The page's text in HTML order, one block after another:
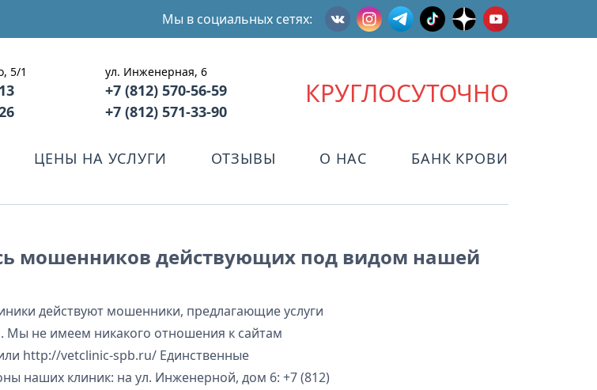
Мы в социальных сетях:
5/1 ул. Инженерная, 6
+7 (812) 570-56-59
+7 (812) 571-33-90
КРУГЛОСУТОЧНО
ЦЕНЫ НА УСЛУГИ ОТЗЫВЫ О НАС БАНК КРОВИ
мошенников действующих под видом нашей
действуют мошенники, предлагающие услуги
Мы не имеем никакого отношения к сайтам
http://vetclinic-spb.ru/ Единственные
наших клиник: на ул. Инженерной, дом 6: +7 (812)